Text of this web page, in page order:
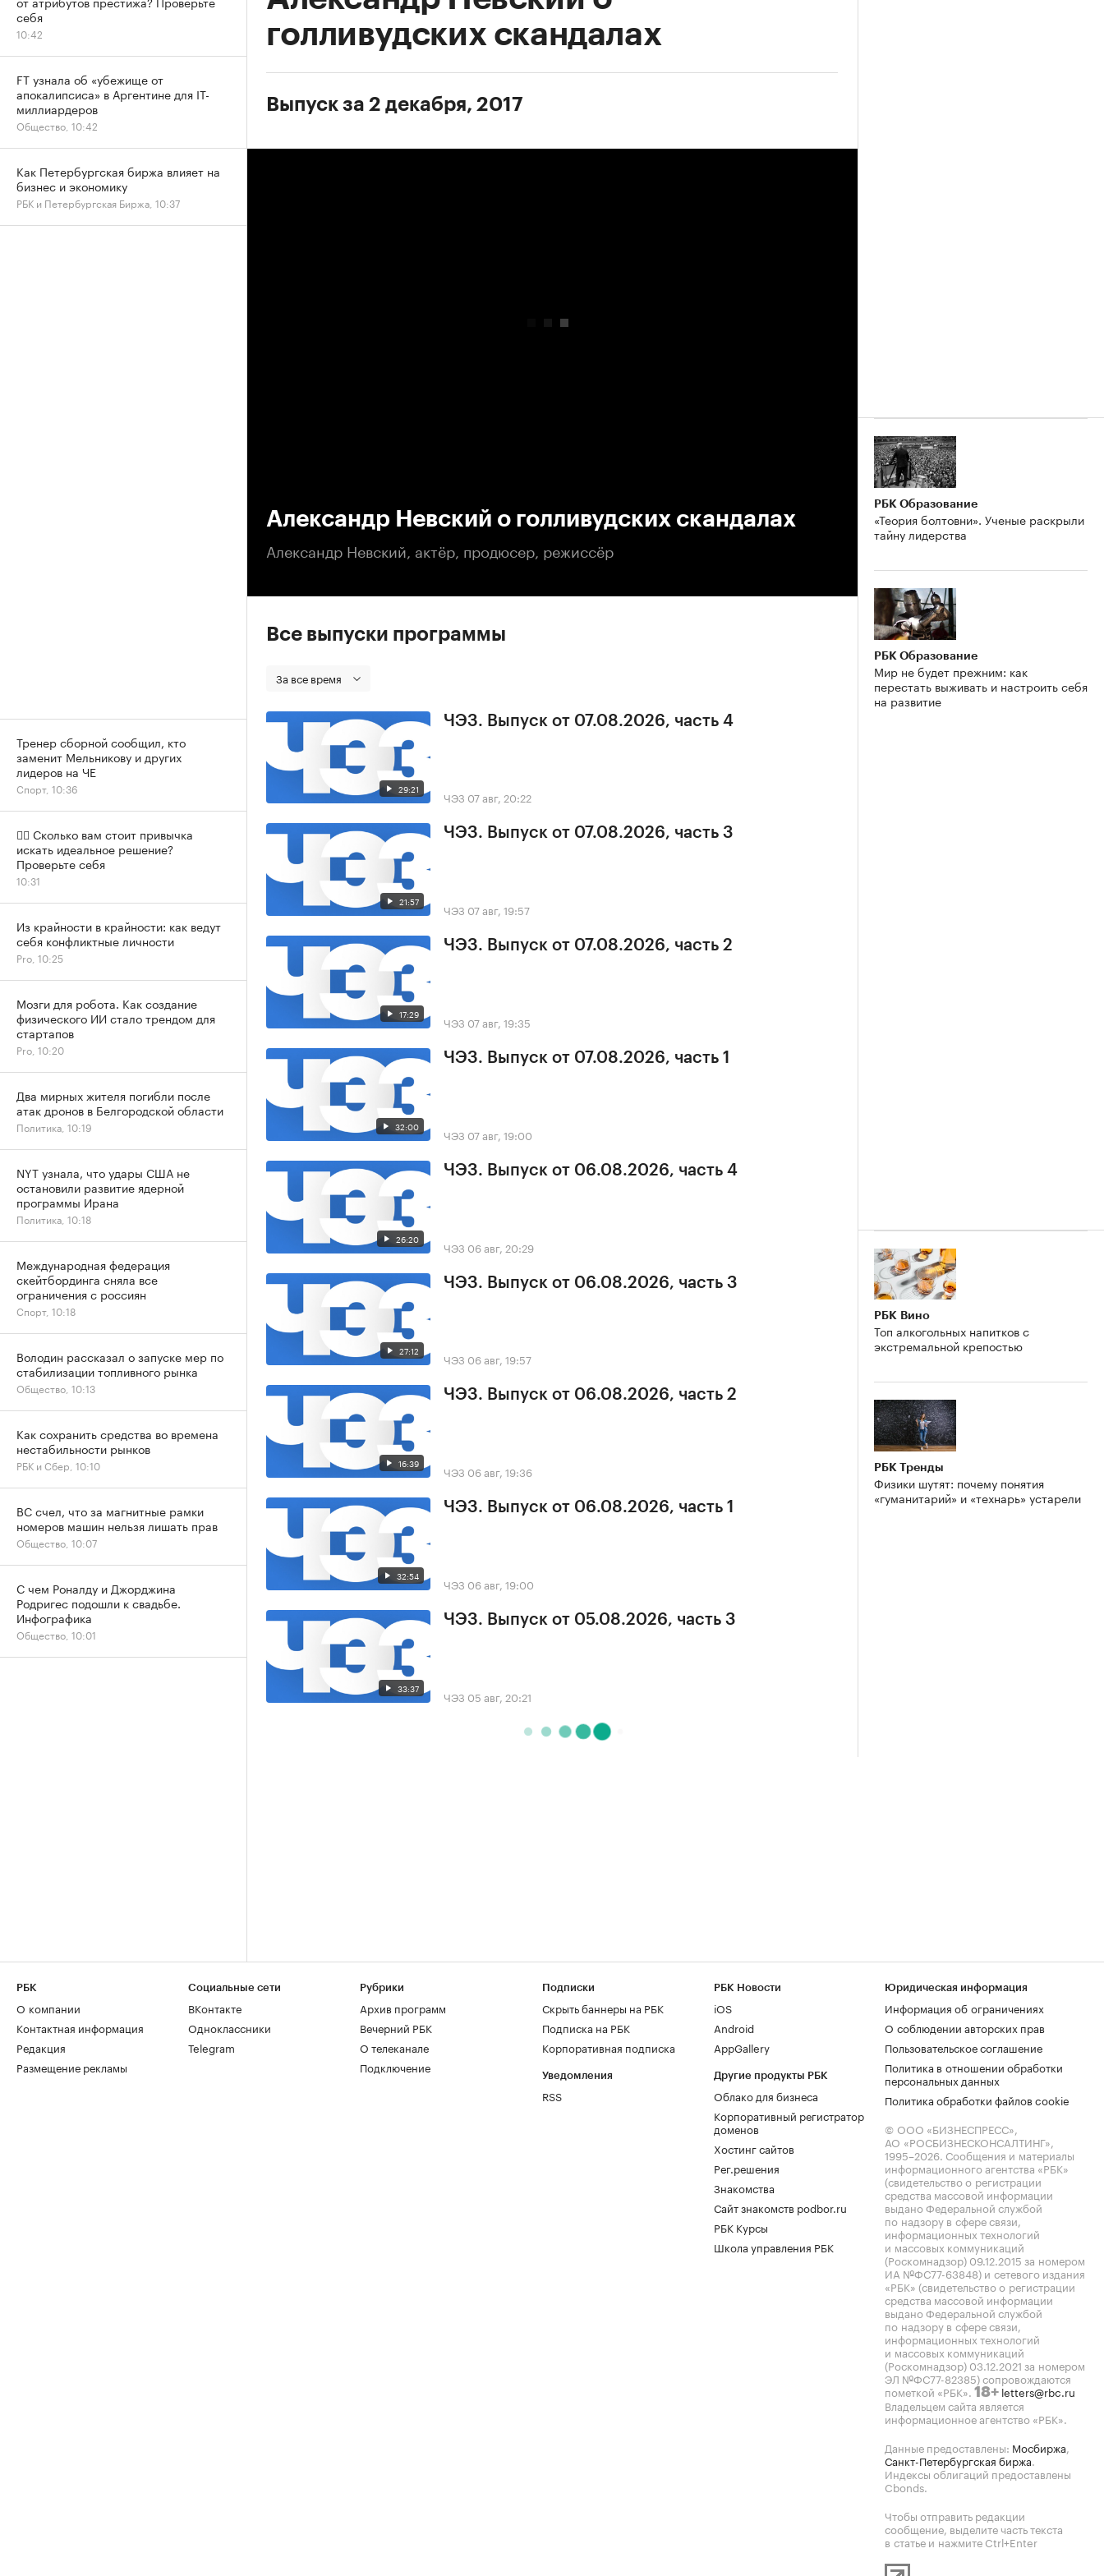
голливудских скандалах
Выпуск за 2 декабря, 2017
Александр Невский о голливудских скандалах
Александр Невский, актёр, продюсер, режиссёр
Все выпуски программы
За все время
29:21
ЧЭЗ. Выпуск от 07.08.2026, часть 4
ЧЭЗ 07 авг, 20:22
21:57
ЧЭЗ. Выпуск от 07.08.2026, часть 3
ЧЭЗ 07 авг, 19:57
17:29
ЧЭЗ. Выпуск от 07.08.2026, часть 2
ЧЭЗ 07 авг, 19:35
32:00
ЧЭЗ. Выпуск от 07.08.2026, часть 1
ЧЭЗ 07 авг, 19:00
26:20
ЧЭЗ. Выпуск от 06.08.2026, часть 4
ЧЭЗ 06 авг, 20:29
27:12
ЧЭЗ. Выпуск от 06.08.2026, часть 3
ЧЭЗ 06 авг, 19:57
16:39
ЧЭЗ. Выпуск от 06.08.2026, часть 2
ЧЭЗ 06 авг, 19:36
32:54
ЧЭЗ. Выпуск от 06.08.2026, часть 1
ЧЭЗ 06 авг, 19:00
33:37
ЧЭЗ. Выпуск от 05.08.2026, часть 3
ЧЭЗ 05 авг, 20:21
РБК Образование
«Теория болтовни». Ученые раскрыли
тайну лидерства
РБК Образование
Мир не будет прежним: как
перестать выживать и настроить себя
на развитие
РБК Вино
Топ алкогольных напитков с
экстремальной крепостью
РБК Тренды
Физики шутят: почему понятия
«гуманитарий» и «технарь» устарели
себя
10:42
FT узнала об «убежище от
апокалипсиса» в Аргентине для IT-
миллиардеров
Общество, 10:42
Как Петербургская биржа влияет на
бизнес и экономику
РБК и Петербургская Биржа, 10:37
Тренер сборной сообщил, кто
заменит Мельникову и других
лидеров на ЧЕ
Спорт, 10:36
✍🏻 Сколько вам стоит привычка
искать идеальное решение?
Проверьте себя
10:31
Из крайности в крайности: как ведут
себя конфликтные личности
Pro, 10:25
Мозги для робота. Как создание
физического ИИ стало трендом для
стартапов
Pro, 10:20
Два мирных жителя погибли после
атак дронов в Белгородской области
Политика, 10:19
NYT узнала, что удары США не
остановили развитие ядерной
программы Ирана
Политика, 10:18
Международная федерация
скейтбординга сняла все
ограничения с россиян
Спорт, 10:18
Володин рассказал о запуске мер по
стабилизации топливного рынка
Общество, 10:13
Как сохранить средства во времена
нестабильности рынков
РБК и Сбер, 10:10
ВС счел, что за магнитные рамки
номеров машин нельзя лишать прав
Общество, 10:07
С чем Роналду и Джорджина
Родригес подошли к свадьбе.
Инфографика
Общество, 10:01
РБК
О компании
Контактная информация
Редакция
Размещение рекламы
Социальные сети
ВКонтакте
Одноклассники
Telegram
Рубрики
Архив программ
Вечерний РБК
О телеканале
Подключение
Подписки
Скрыть баннеры на РБК
Подписка на РБК
Корпоративная подписка
Уведомления
RSS
РБК Новости
iOS
Android
AppGallery
Другие продукты РБК
Облако для бизнеса
Корпоративный регистратор
доменов
Хостинг сайтов
Рег.решения
Знакомства
Сайт знакомств podbor.ru
РБК Курсы
Школа управления РБК
Юридическая информация
Информация об ограничениях
О соблюдении авторских прав
Пользовательское соглашение
Политика в отношении обработки
персональных данных
Политика обработки файлов cookie
© ООО «БИЗНЕСПРЕСС»,
АО «РОСБИЗНЕСКОНСАЛТИНГ»,
1995–2026. Сообщения и материалы
информационного агентства «РБК»
(свидетельство о регистрации
средства массовой информации
выдано Федеральной службой
по надзору в сфере связи,
информационных технологий
и массовых коммуникаций
(Роскомнадзор) 09.12.2015 за номером
ИА №ФС77-63848) и сетевого издания
«РБК» (свидетельство о регистрации
средства массовой информации
выдано Федеральной службой
по надзору в сфере связи,
информационных технологий
и массовых коммуникаций
(Роскомнадзор) 03.12.2021 за номером
ЭЛ №ФС77-82385) сопровождаются
пометкой «РБК». 18+ letters@rbc.ru
Владельцем сайта является
информационное агентство «РБК».
Данные предоставлены: Мосбиржа,
Санкт-Петербургская биржа.
Индексы облигаций предоставлены
Cbonds.
Чтобы отправить редакции
сообщение, выделите часть текста
в статье и нажмите Ctrl+Enter